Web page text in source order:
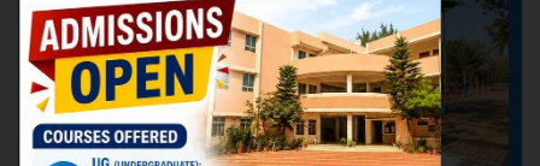
Contact
नीर_का_तीर
मध्यप्रदेश